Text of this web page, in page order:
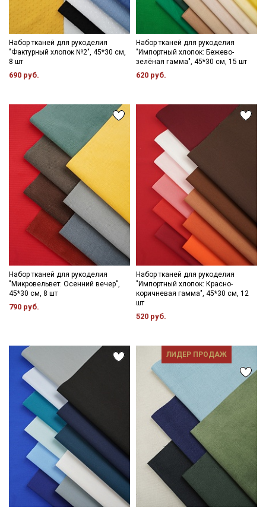
Набор тканей для рукоделия
"Фактурный хлопок №2", 45*30 см,
8 шт
690 руб.
Набор тканей для рукоделия
"Импортный хлопок: Бежево-
зелёная гамма", 45*30 см, 15 шт
620 руб.
Набор тканей для рукоделия
"Микровельвет: Осенний вечер",
45*30 см, 8 шт
790 руб.
Набор тканей для рукоделия
"Импортный хлопок: Красно-
коричневая гамма", 45*30 см, 12
шт
520 руб.
ЛИДЕР ПРОДАЖ